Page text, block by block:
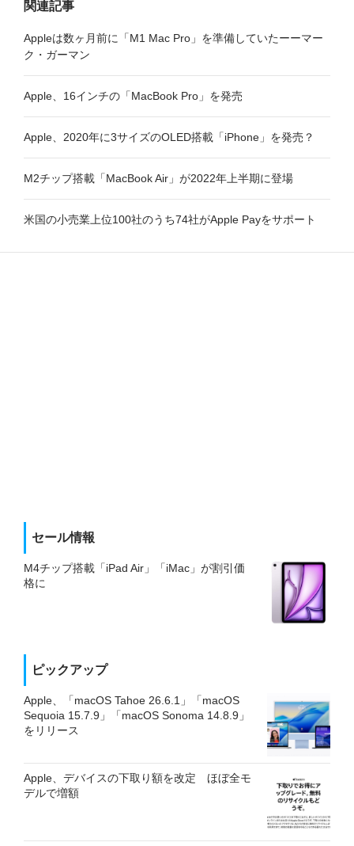
関連記事
Appleは数ヶ月前に「M1 Mac Pro」を準備していたーーマー
ク・ガーマン
Apple、16インチの「MacBook Pro」を発売
Apple、2020年に3サイズのOLED搭載「iPhone」を発売？
M2チップ搭載「MacBook Air」が2022年上半期に登場
米国の小売業上位100社のうち74社がApple Payをサポート
セール情報
M4チップ搭載「iPad Air」「iMac」が割引価
格に
ピックアップ
Apple、「macOS Tahoe 26.6.1」「macOS
Sequoia 15.7.9」「macOS Sonoma 14.8.9」
をリリース
Apple、デバイスの下取り額を改定 ほぼ全モ
デルで増額